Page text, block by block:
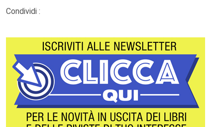
Condividi :